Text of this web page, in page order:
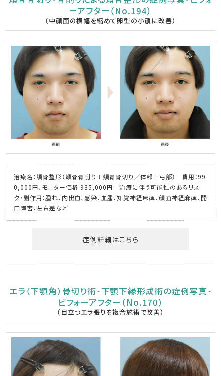
ーアフター（No.194）
（中顔面の横幅を縮めて卵型の小顔に改善）
治療名：頬骨整形（頬骨骨削り＋頬骨骨切り／体部＋弓部） 費用：99
0,000円、モニター価格 935,000円 治療に伴う可能性のあるリス
ク・副作用：腫れ、内出血、感染、血腫、知覚神経麻痺、顔面神経麻痺、開
口障害、左右差など
症例詳細はこちら
エラ（下顎角）骨切り術・下顎下縁形成術の症例写真・
ビフォーアフター（No.170）
（目立つエラ張りを複合施術で改善）